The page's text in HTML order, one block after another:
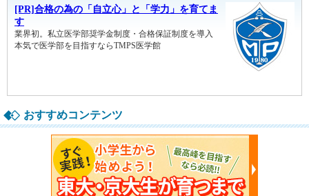
おすすめコンテンツ